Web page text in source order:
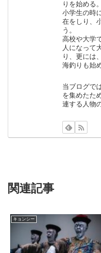
りを始める。
小学生の時
在をしり、
う。
高校や大学
人になって
り、更には
海釣りも始
当ブログで
を集めたた
連する人物
関連記事
キョンシー